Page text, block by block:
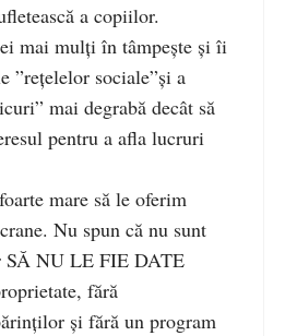
a copiilor.
mai mulți în tâmpește și îi
”rețelelor sociale”și a
mai degrabă decât să
pentru a afla lucruri
mare să le oferim
Nu spun că nu sunt
SĂ NU LE FIE DATE
fără
și fără un program